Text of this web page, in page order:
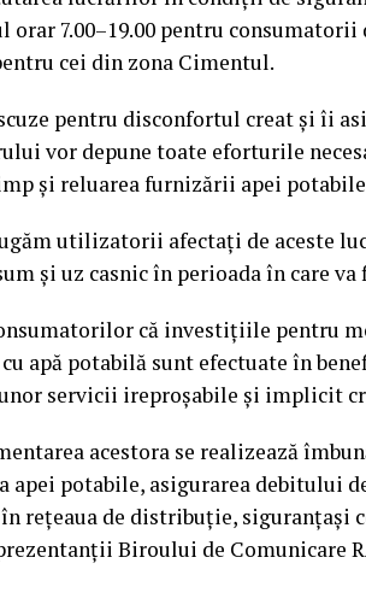
7.00–19.00 pentru
cei din zona Cimentul.
pentru disconfortul creat și îi
vor depune toate eforturile
și reluarea furnizării apei
utilizatorii afectați de aceste
și uz casnic în perioada în care
că investițiile pentru
apă potabilă sunt efectuate în
servicii ireproșabile și implicit
acestora se realizează
apei potabile, asigurarea debitului
rețeaua de distribuție, siguranțași
Biroului de Comunicare